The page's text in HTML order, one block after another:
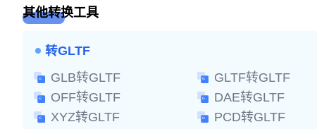
其他转换工具
转GLTF
GLB转GLTF
GLTF转GLTF
OFF转GLTF
DAE转GLTF
XYZ转GLTF
PCD转GLTF